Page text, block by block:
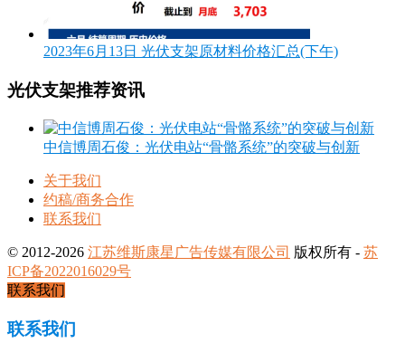
2023年6月13日 光伏支架原材料价格汇总(下午)
光伏支架推荐资讯
中信博周石俊：光伏电站“骨骼系统”的突破与创新
关于我们
约稿/商务合作
联系我们
© 2012-2026 江苏维斯康星广告传媒有限公司 版权所有 - 苏
ICP备2022016029号
联系我们
联系我们